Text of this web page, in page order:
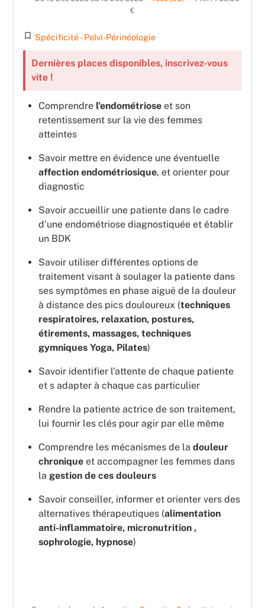
€
turned_in_not Spécificité - Pelvi-Périnéologie
Dernières places disponibles, inscrivez-vous
vite !
Comprendre l'endométriose et son
retentissement sur la vie des femmes
atteintes
Savoir mettre en évidence une éventuelle
affection endométriosique, et orienter pour
diagnostic
Savoir accueillir une patiente dans le cadre
d'une endométriose diagnostiquée et établir
un BDK
Savoir utiliser différentes options de
traitement visant à soulager la patiente dans
ses symptômes en phase aiguë de la douleur
à distance des pics douloureux (techniques
respiratoires, relaxation, postures,
étirements, massages, techniques
gymniques Yoga, Pilates)
Savoir identifier l'attente de chaque patiente
et s adapter à chaque cas particulier
Rendre la patiente actrice de son traitement,
lui fournir les clés pour agir par elle même
Comprendre les mécanismes de la douleur
chronique et accompagner les femmes dans
la gestion de ces douleurs
Savoir conseiller, informer et orienter vers des
alternatives thérapeutiques (alimentation
anti-inflammatoire, micronutrition ,
sophrologie, hypnose)